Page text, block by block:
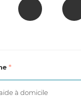
à domicile